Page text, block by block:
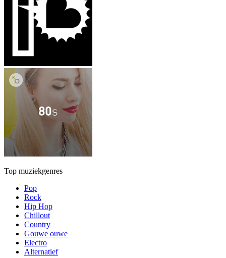
Top muziekgenres
Pop
Rock
Hip Hop
Chillout
Country
Gouwe ouwe
Electro
Alternatief